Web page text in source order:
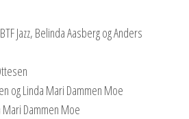
Jazz, Belinda Aasberg og Anders
og Linda Mari Dammen Moe
Mari Dammen Moe